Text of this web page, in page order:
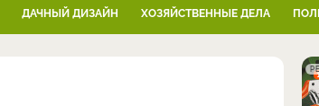
ДАЧНЫЙ ДИЗАЙН ХОЗЯЙСТВЕННЫЕ ДЕЛА